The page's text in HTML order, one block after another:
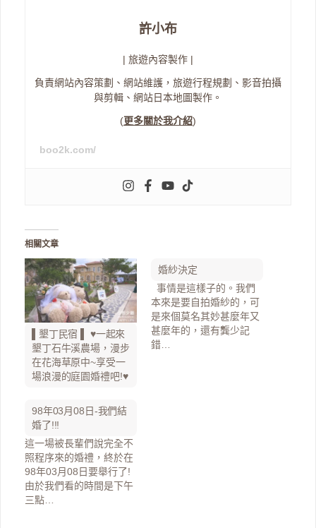
許小布
| 旅遊內容製作 |
負責網站內容策劃、網站維護，旅遊行程規劃、影音拍攝
與剪輯、網站日本地圖製作。
(更多關於我介紹)
boo2k.com/
相關文章
▌墾丁民宿 ▌ ♥一起來
墾丁石牛溪農場，漫步
在花海草原中~享受一
場浪漫的庭園婚禮吧!♥
婚紗決定
事情是這樣子的。我們
本來是要自拍婚紗的，可
是來個莫名其妙甚麼年又
甚麼年的，還有龔少記
錯…
98年03月08日-我們結
婚了!!!
這一場被長輩們說完全不
照程序來的婚禮，終於在
98年03月08日要舉行了!
由於我們看的時間是下午
三點…